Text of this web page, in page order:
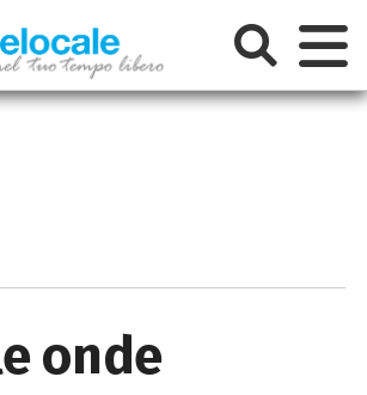
onde